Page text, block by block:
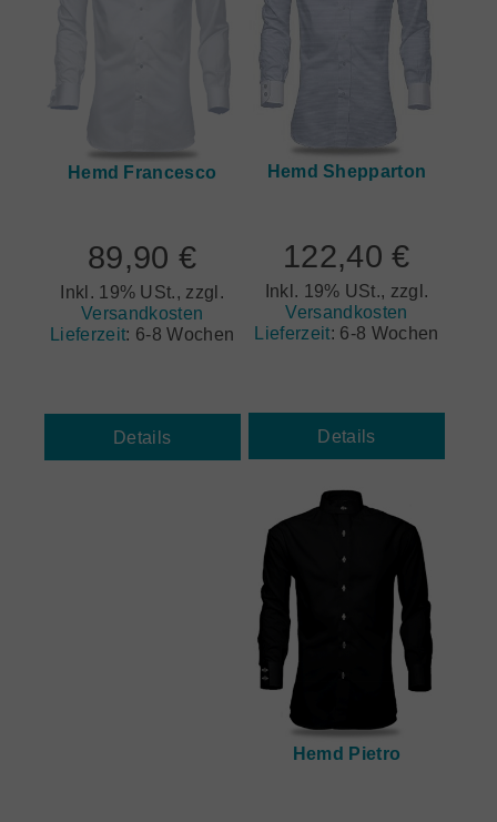
Hemd Francesco
89,90 €
Inkl. 19% USt., zzgl.
Versandkosten
Lieferzeit: 6-8 Wochen
Details
Hemd Shepparton
122,40 €
Inkl. 19% USt., zzgl.
Versandkosten
Lieferzeit: 6-8 Wochen
Details
Hemd Pietro